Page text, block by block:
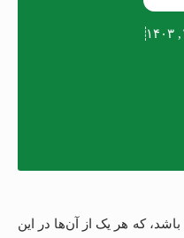
که هر یک از آن‌ها در این